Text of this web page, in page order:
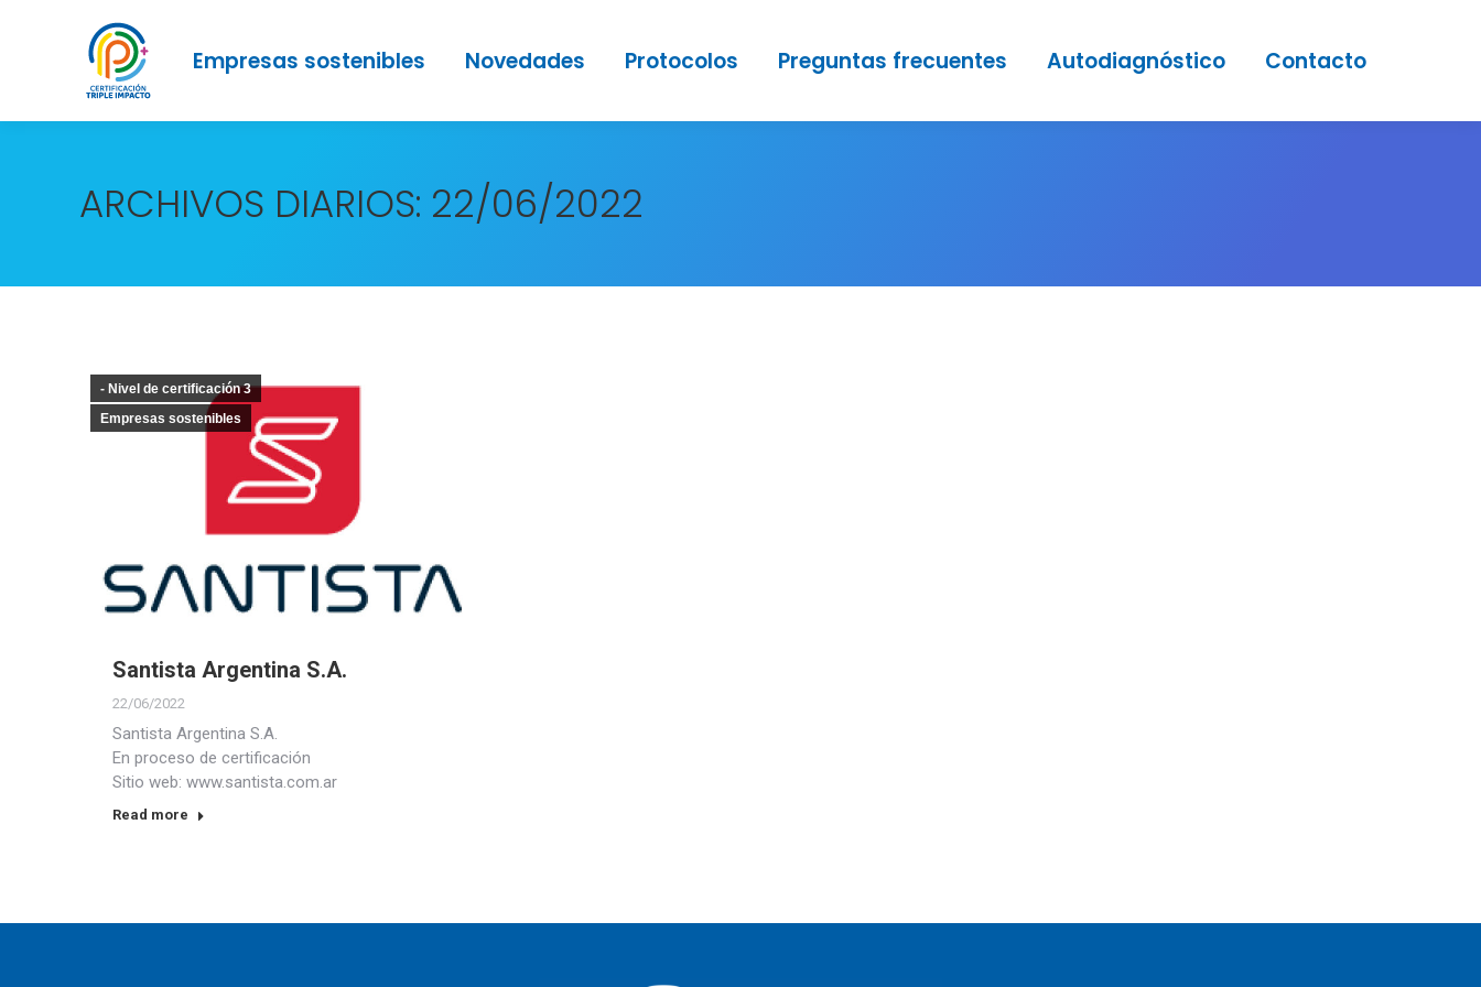
Empresas sostenibles Novedades Protocolos Preguntas frecuentes Autodiagnóstico Contacto
ARCHIVOS DIARIOS: 22/06/2022
- Nivel de certificación 3
Empresas sostenibles
Santista Argentina S.A.
22/06/2022
Santista Argentina S.A.
En proceso de certificación
Sitio web: www.santista.com.ar
Read more